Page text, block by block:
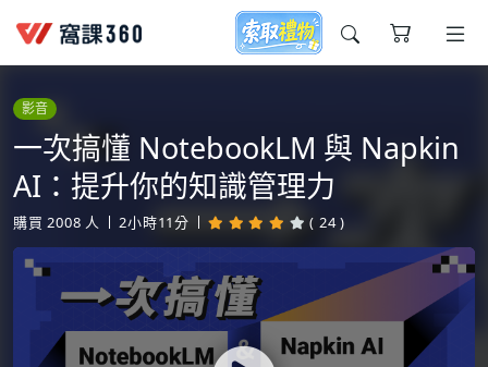
今天想要學什麼?
窩課推薦給您
影音
一次搞懂 NotebookLM 與 Napkin
AI：提升你的知識管理力
購買 2008 人 2小時11分 ( 24 )